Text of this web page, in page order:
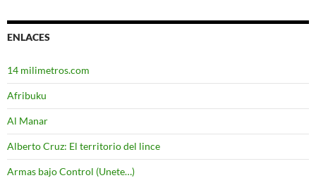
ENLACES
14 milimetros.com
Afribuku
Al Manar
Alberto Cruz: El territorio del lince
Armas bajo Control (Unete…)